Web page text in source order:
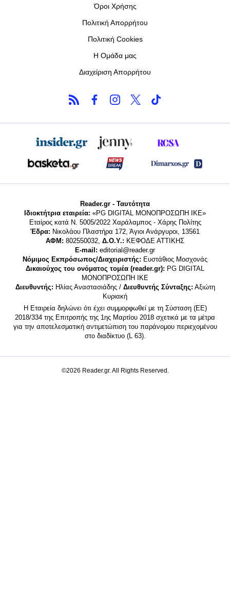
Όροι Χρήσης
Πολιτική Απορρήτου
Πολιτική Cookies
Η Ομάδα μας
Διαχείριση Απορρήτου
Reader.gr - Ταυτότητα
Ιδιοκτήτρια εταιρεία: «PG DIGITAL MONΟΠΡΟΣΩΠΗ ΙΚΕ»
Εταίρος κατά Ν. 5005/2022 Χαράλαμπος - Χάρης Πολίτης
Έδρα: Νικολάου Πλαστήρα 172, Άγιοι Ανάργυροι, 13561
ΑΦΜ: 802550032, Δ.Ο.Υ.: ΚΕΦΟΔΕ ΑΤΤΙΚΗΣ
E-mail: editorial@reader.gr
Νόμιμος Εκπρόσωπος/Διαχειριστής: Ευστάθιος Μοσχονάς
Δικαιούχος του ονόματος τομέα (reader.gr): PG DIGITAL
MONΟΠΡΟΣΩΠΗ ΙΚΕ
Διευθυντής: Ηλίας Αναστασιάδης / Διευθυντής Σύνταξης: Αξιώτη
Κυριακή
Η Εταιρεία δηλώνει ότι έχει συμμορφωθεί με τη Σύσταση (ΕΕ)
2018/334 της Επιτροπής της 1ης Μαρτίου 2018 σχετικά με τα μέτρα
για την αποτελεσματική αντιμετώπιση του παράνομου περιεχομένου
στο διαδίκτυο (L 63).
©2026 Reader.gr. All Rights Reserved.